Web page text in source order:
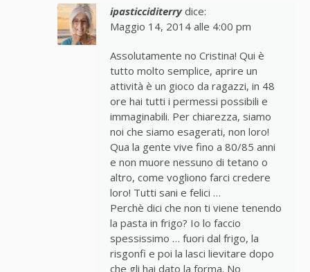
ipasticciditerry dice:
Maggio 14, 2014 alle 4:00 pm
Assolutamente no Cristina! Qui è
tutto molto semplice, aprire un
attività è un gioco da ragazzi, in 48
ore hai tutti i permessi possibili e
immaginabili. Per chiarezza, siamo
noi che siamo esagerati, non loro!
Qua la gente vive fino a 80/85 anni
e non muore nessuno di tetano o
altro, come vogliono farci credere
loro! Tutti sani e felici …
Perchè dici che non ti viene tenendo
la pasta in frigo? Io lo faccio
spessissimo … fuori dal frigo, la
risgonfi e poi la lasci lievitare dopo
che gli hai dato la forma. No